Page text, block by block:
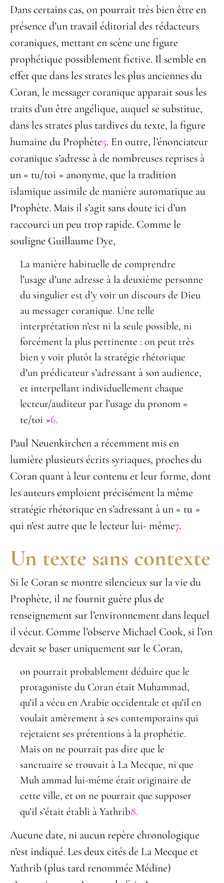
Dans certains cas, on pourrait très bien être en
présence d’un travail éditorial des rédacteurs
coraniques, mettant en scène une figure
prophétique possiblement fictive. Il semble en
effet que dans les strates les plus anciennes du
Coran, le messager coranique apparait sous les
traits d’un être angélique, auquel se substitue,
dans les strates plus tardives du texte, la figure
humaine du Prophète5. En outre, l’énonciateur
coranique s’adresse à de nombreuses reprises à
un « tu/toi » anonyme, que la tradition
islamique assimile de manière automatique au
Prophète. Mais il s’agit sans doute ici d’un
raccourci un peu trop rapide. Comme le
souligne Guillaume Dye,
La manière habituelle de comprendre
l’usage d’une adresse à la deuxième personne
du singulier est d’y voir un discours de Dieu
au messager coranique. Une telle
interprétation n’est ni la seule possible, ni
forcément la plus pertinente : on peut très
bien y voir plutôt la stratégie rhétorique
d’un prédicateur s’adressant à son audience,
et interpellant individuellement chaque
lecteur/auditeur par l’usage du pronom «
te/toi »6.
Paul Neuenkirchen a récemment mis en
lumière plusieurs écrits syriaques, proches du
Coran quant à leur contenu et leur forme, dont
les auteurs emploient précisément la même
stratégie rhétorique en s’adressant à un « tu »
qui n’est autre que le lecteur lui- même7.
Un texte sans contexte
Si le Coran se montre silencieux sur la vie du
Prophète, il ne fournit guère plus de
renseignement sur l’environnement dans lequel
il vécut. Comme l’observe Michael Cook, si l’on
devait se baser uniquement sur le Coran,
on pourrait probablement déduire que le
protagoniste du Coran était Muhammad,
qu’il a vécu en Arabie occidentale et qu’il en
voulait amèrement à ses contemporains qui
rejetaient ses prétentions à la prophétie.
Mais on ne pourrait pas dire que le
sanctuaire se trouvait à La Mecque, ni que
Muh ammad lui-même était originaire de
cette ville, et on ne pourrait que supposer
qu’il s’était établi à Yathrib8.
Aucune date, ni aucun repère chronologique
n’est indiqué. Les deux cités de La Mecque et
Yathrib (plus tard renommée Médine)